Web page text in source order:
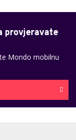
provjeravate
Mondo mobilnu